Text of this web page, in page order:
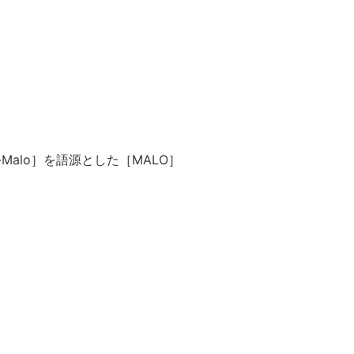
］を語源とした［MALO］